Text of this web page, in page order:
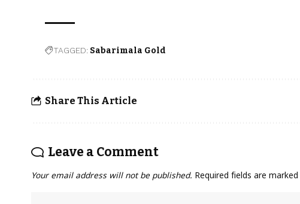
TAGGED: Sabarimala Gold
Share This Article
Leave a Comment
Your email address will not be published. Required fields are marked